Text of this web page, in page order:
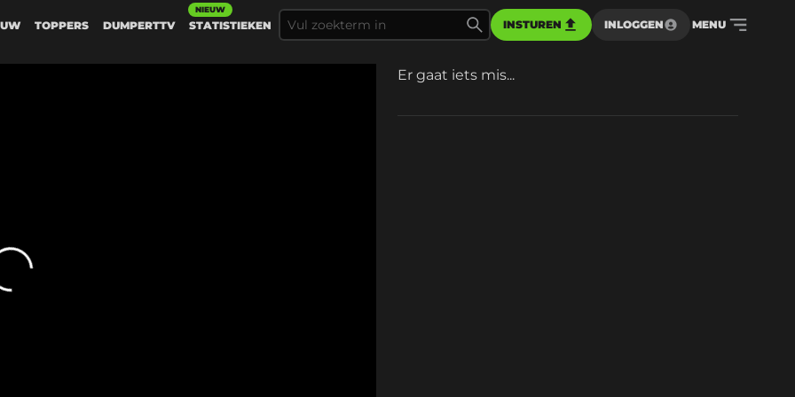
TOPPERS DUMPERTTV STATISTIEKEN
NIEUW
INSTUREN INLOGGEN MENU
Er gaat iets mis...